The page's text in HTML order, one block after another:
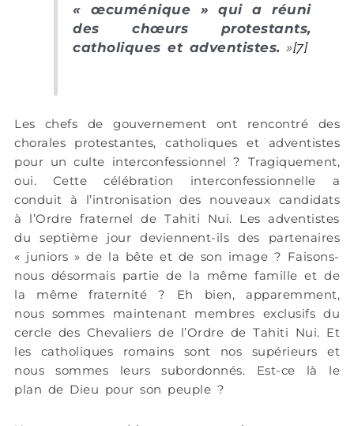
« œcuménique » qui a réuni
des chœurs protestants,
catholiques et adventistes. »[7]
Les chefs de gouvernement ont rencontré des
chorales protestantes, catholiques et adventistes
pour un culte interconfessionnel ? Tragiquement,
oui. Cette célébration interconfessionnelle a
conduit à l’intronisation des nouveaux candidats
à l’Ordre fraternel de Tahiti Nui. Les adventistes
du septième jour deviennent-ils des partenaires
« juniors » de la bête et de son image ? Faisons-
nous désormais partie de la même famille et de
la même fraternité ? Eh bien, apparemment,
nous sommes maintenant membres exclusifs du
cercle des Chevaliers de l’Ordre de Tahiti Nui. Et
les catholiques romains sont nos supérieurs et
nous sommes leurs subordonnés. Est-ce là le
plan de Dieu pour son peuple ?